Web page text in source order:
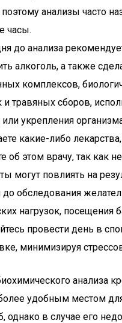
анализы часто
часы.
до анализа
алкоголь, а также
комплексов,
и травяных сборов,
или укрепления
какие-либо
об этом врачу, так как
могут повлиять на
до обследования
нагрузок, посещения
провести день в
минимизируя
анализа
удобным местом для
однако в случае его